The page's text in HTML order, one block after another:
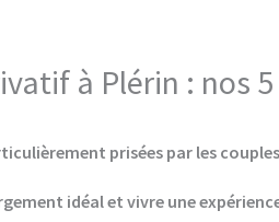
à Plérin : nos
prisées par les
idéal et vivre une